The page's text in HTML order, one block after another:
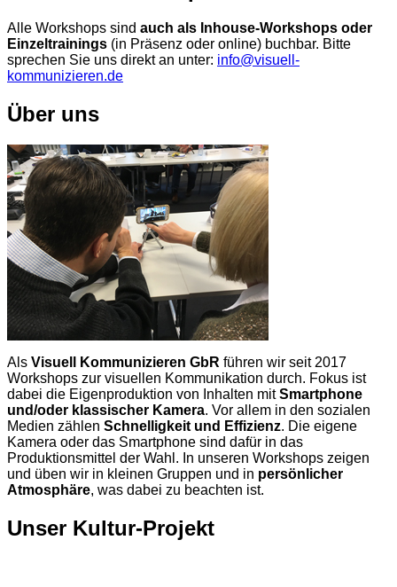
Alle Workshops sind auch als Inhouse-Workshops oder
Einzeltrainings (in Präsenz oder online) buchbar. Bitte
sprechen Sie uns direkt an unter: info@visuell-
kommunizieren.de
Über uns
Als Visuell Kommunizieren GbR führen wir seit 2017
Workshops zur visuellen Kommunikation durch. Fokus ist
dabei die Eigenproduktion von Inhalten mitSmartphone
und/oder klassischer Kamera. Vor allem in den sozialen
Medien zählen Schnelligkeit und Effizienz. Die eigene
Kamera oder das Smartphone sind dafür in das
Produktionsmittel der Wahl. In unseren Workshops zeigen
und üben wir in kleinen Gruppen und in persönlicher
Atmosphäre, was dabei zu beachten ist.
Unser Kultur-Projekt